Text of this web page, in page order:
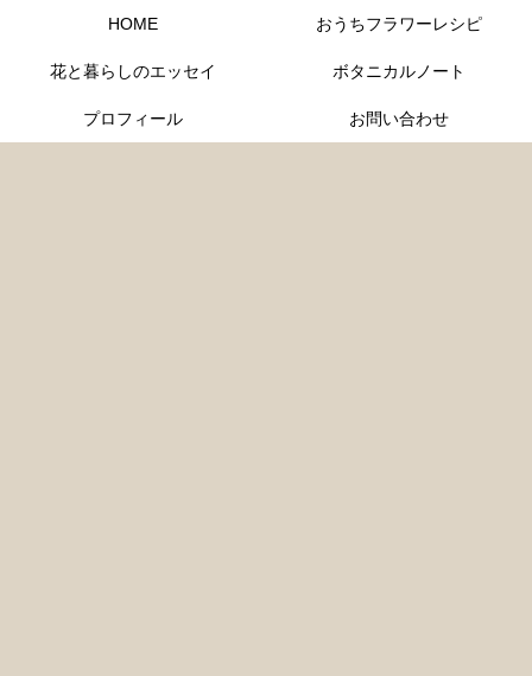
HOME おうちフラワーレシピ
花と暮らしのエッセイ ボタニカルノート
プロフィール お問い合わせ